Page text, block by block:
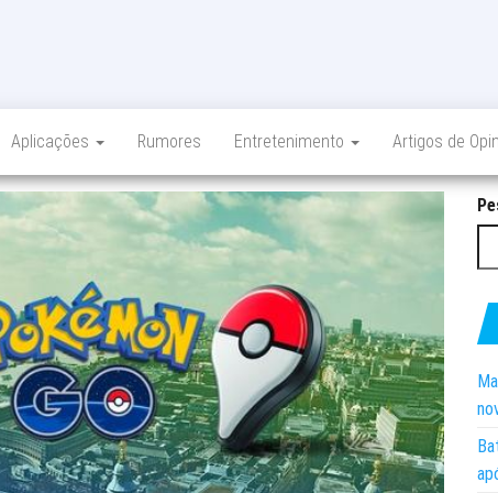
Aplicações Rumores Entretenimento Artigos de